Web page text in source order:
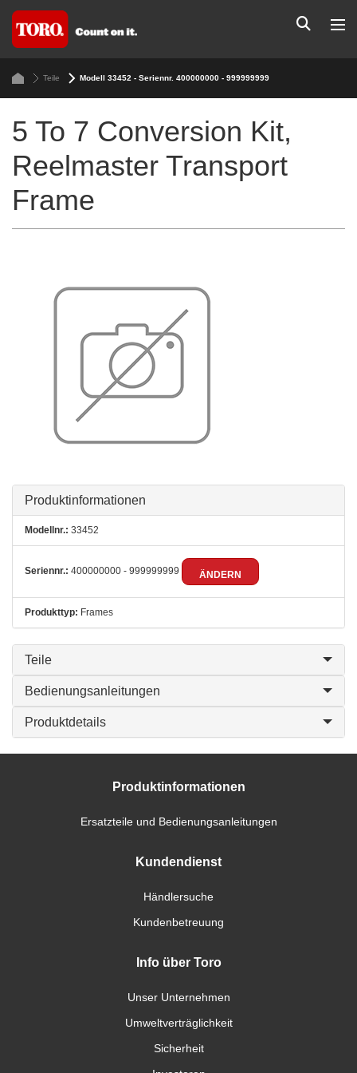
Teile Modell 33452 - Seriennr. 400000000 - 999999999
5 To 7 Conversion Kit,
Reelmaster Transport
Frame
Produktinformationen
Modellnr.: 33452
Seriennr.: 400000000 - 999999999 ÄNDERN
Produkttyp: Frames
Teile
Bedienungsanleitungen
Produktdetails
Produktinformationen
Ersatzteile und Bedienungsanleitungen
Kundendienst
Händlersuche
Kundenbetreuung
Info über Toro
Unser Unternehmen
Umweltverträglichkeit
Sicherheit